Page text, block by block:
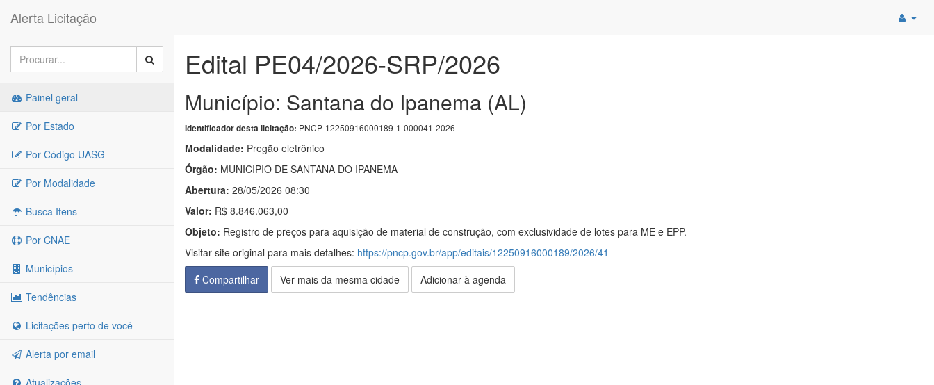
Alerta Licitação
Painel geral
Por Estado
Por Código UASG
Por Modalidade
Busca Itens
Por CNAE
Municípios
Tendências
Licitações perto de você
Alerta por email
Atualizações
Edital PE04/2026-SRP/2026
Município: Santana do Ipanema (AL)
Identificador desta licitação: PNCP-12250916000189-1-000041-2026
Modalidade: Pregão eletrônico
Órgão: MUNICIPIO DE SANTANA DO IPANEMA
Abertura: 28/05/2026 08:30
Valor: R$ 8.846.063,00
Objeto: Registro de preços para aquisição de material de construção, com exclusividade de lotes para ME e EPP.
Visitar site original para mais detalhes: https://pncp.gov.br/app/editais/12250916000189/2026/41
Compartilhar
Ver mais da mesma cidade Adicionar à agenda